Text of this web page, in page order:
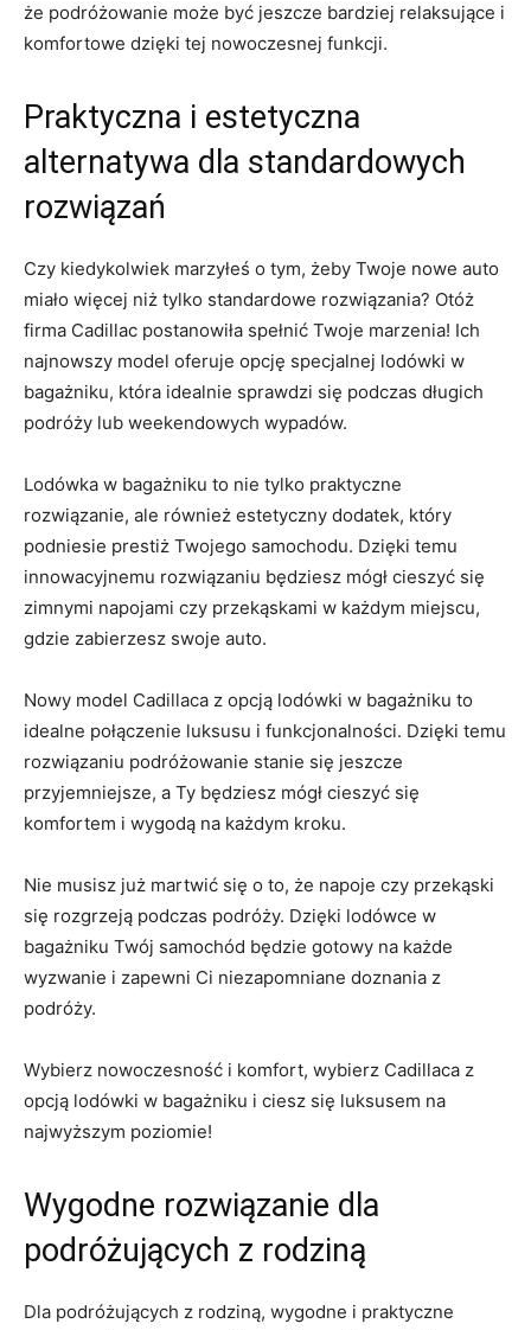
że podróżowanie​ może być‍ jeszcze​ bardziej relaksujące i
komfortowe dzięki tej nowoczesnej funkcji.
Praktyczna i estetyczna ​
alternatywa dla standardowych
‌rozwiązań
Czy kiedykolwiek​ marzyłeś o tym, żeby Twoje⁢ nowe auto
miało więcej niż tylko standardowe rozwiązania? Otóż
firma Cadillac ‍postanowiła spełnić Twoje marzenia! Ich
najnowszy‍ model oferuje opcję specjalnej lodówki‍ w
bagażniku, która idealnie sprawdzi się podczas długich
podróży lub weekendowych wypadów.
Lodówka w bagażniku to ‌nie tylko praktyczne‌
rozwiązanie, ale również estetyczny​ dodatek, który
podniesie prestiż Twojego samochodu. Dzięki temu
innowacyjnemu rozwiązaniu będziesz ⁤mógł ⁣cieszyć się
zimnymi napojami czy przekąskami w każdym miejscu,
gdzie ⁢zabierzesz swoje auto.
Nowy model ‍Cadillaca z ⁣opcją lodówki w bagażniku ‍to
idealne połączenie luksusu ‍i funkcjonalności. Dzięki temu
rozwiązaniu podróżowanie stanie‌ się jeszcze
przyjemniejsze, ​a Ty będziesz mógł cieszyć się
komfortem i wygodą​ na każdym‌ kroku.
Nie musisz już martwić się‌ o to, że napoje czy przekąski
‌się rozgrzeją podczas podróży. Dzięki lodówce w
bagażniku‌ Twój ⁢samochód będzie gotowy na każde
wyzwanie i​ zapewni Ci niezapomniane doznania z
podróży.
Wybierz nowoczesność i ‍komfort, wybierz Cadillaca ⁣z
‍opcją lodówki w bagażniku i ciesz się luksusem na
najwyższym poziomie!
Wygodne rozwiązanie dla⁢
podróżujących z rodziną
Dla ⁣podróżujących z ​rodziną, wygodne i praktyczne